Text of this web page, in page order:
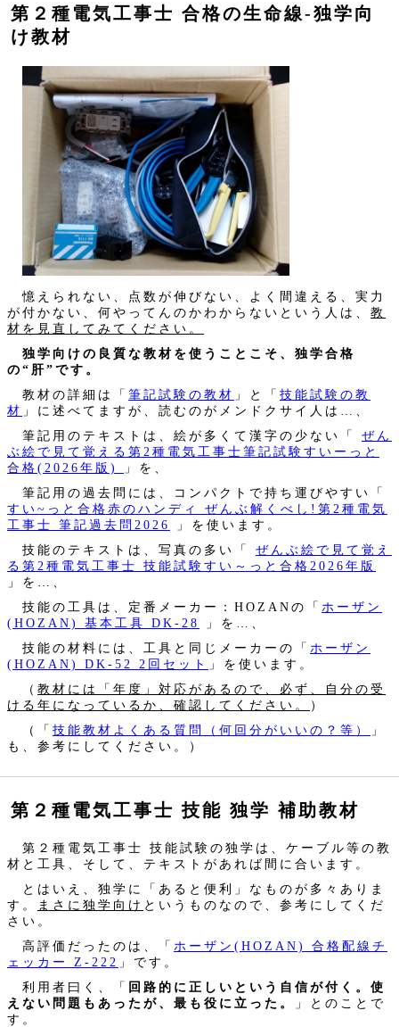
第２種電気工事士 合格の生命線‐独学向
け教材
憶えられない、点数が伸びない、よく間違える、実力
が付かない、何やってんのかわからないという人は、 教
材を見直してみてください。
独学向けの良質な教材を使うことこそ、独学合格
の“肝”です。
教材の詳細は「 筆記試験の教材 」と「 技能試験の教
材 」に述べてますが、読むのがメンドクサイ人は…、
筆記用のテキストは、絵が多くて漢字の少ない「
ぜん
ぶ絵で見て覚える第2種電気工事士筆記試験すいーっと
合格(2026年版)
」を、
筆記用の過去問には、コンパクトで持ち運びやすい「
すい~っと合格赤のハンディ ぜんぶ解くべし!第2種電気
工事士 筆記過去問2026
」を使います。
技能のテキストは、写真の多い「
ぜんぶ絵で見て覚え
る第2種電気工事士 技能試験すい～っと合格2026年版
」を…、
技能の工具は、定番メーカー：HOZANの「 ホーザン
(HOZAN) 基本工具 DK-28
」を…、
技能の材料には、工具と同じメーカーの「 ホーザン
(HOZAN) DK-52 2回セット
」を使います。
（ 教材には「年度」対応があるので、必ず、自分の受
ける年になっているか、確認してください。
）
（「 技能教材よくある質問（何回分がいいの？等）
」
も、参考にしてください。）
第２種電気工事士 技能 独学 補助教材
第２種電気工事士 技能試験の独学は、ケーブル等の教
材と工具、そして、テキストがあれば間に合います。
とはいえ、独学に「あると便利」なものが多々ありま
す。
まさに独学向け というものなので、参考にしてくだ
さい。
高評価だったのは、「 ホーザン(HOZAN) 合格配線チ
ェッカー Z-222 」です。
利用者曰く、「 回路的に正しいという自信が付く。使
えない問題もあったが、最も役に立った。
」とのことで
す。